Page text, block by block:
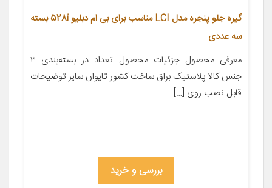
گیره جلو پنجره مدل LCI مناسب برای بی ام دبلیو 528i بسته
سه عددی
معرفی محصول جزئیات محصول تعداد در بسته‌بندی ۳
جنس کالا پلاستیک براق ساخت کشور تایوان سایر توضیحات
قابل نصب روی […]
بررسی و خرید